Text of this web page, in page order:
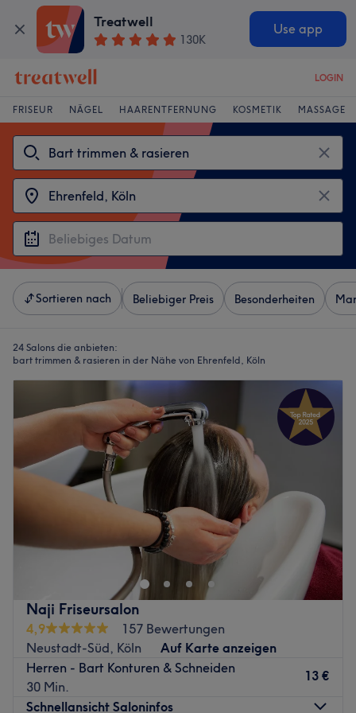
Treatwell
130K
Use app
LOGIN
FRISEUR NÄGEL HAARENTFERNUNG KOSMETIK MASSAGE
Sortieren nach Beliebiger Preis Besonderheiten
24 Salons die anbieten:
bart trimmen & rasieren in der Nähe von Ehrenfeld, Köln
Naji Friseursalon
4,9
157 Bewertungen
Neustadt-Süd, Köln
Auf Karte anzeigen
Herren - Bart Konturen & Schneiden
30 Min.
13 €
Schnellansicht Saloninfos